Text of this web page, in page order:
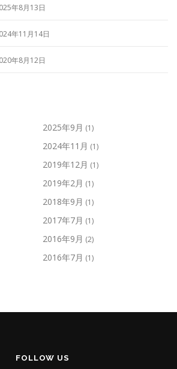
年8月13日
年11月14日
年8月12日
2025年9月 (1)
2024年11月 (1)
2019年12月 (1)
2019年2月 (1)
2018年9月 (1)
2017年7月 (1)
2016年9月 (2)
2016年7月 (1)
FOLLOW US